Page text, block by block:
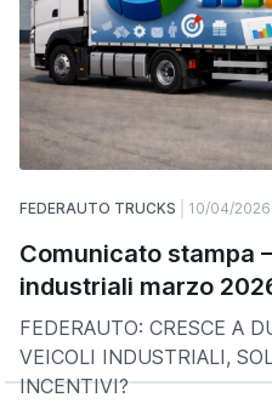
FEDERAUTO TRUCKS 10/04/2026
Comunicato stampa
industriali marzo
FEDERAUTO: CRESCE A
VEICOLI INDUSTRIALI,
INCENTIVI?